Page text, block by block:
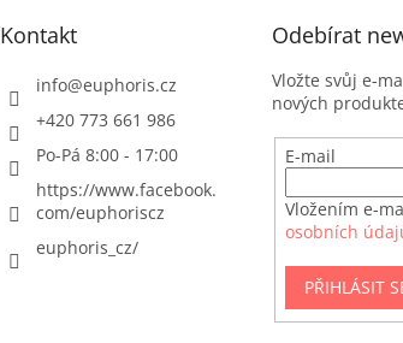
Kontakt
info@euphoris.cz
+420 773 661 986
Po-Pá 8:00 - 17:00
https://www.facebook.
com/euphoriscz
euphoris_cz/
Odebírat
Vložte svůj e-
nových
E-mail
Vložením e-
osobních
PŘIHLÁSIT